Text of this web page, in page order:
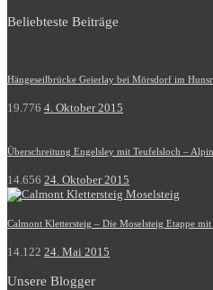
Beliebteste Beiträge
Hängeseilbrücke Geierlay bei Mörsdorf im
19.776 4. Oktober 2015
Überschreitung Engelsley mit Teufelsloch –
14.656 24. Oktober 2015
Calmont Klettersteig – Die Moselsteig Etappe
14.122 24. Mai 2015
Unsere Blogger